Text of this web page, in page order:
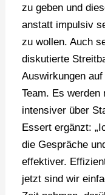
zu geben und
anstatt impulsiv
zu wollen. Auch
diskutierte
Auswirkungen
Team. Es werden
intensiver über
Essert ergänzt:
die Gespräche
effektiver.
jetzt sind wir